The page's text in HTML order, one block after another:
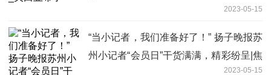
2023-05-15
“当小记者，我们准备好了！” 扬子晚报苏
州小记者“会员日”干货满满，精彩纷呈|焦
2023-05-15